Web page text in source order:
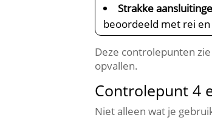
Strakke
beoordeeld met rei
Deze controlepunten
opvallen.​
Controlepunt 4
Niet alleen wat je